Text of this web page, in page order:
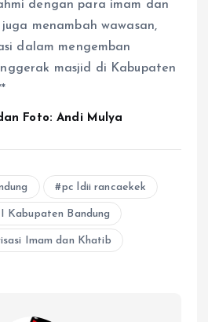
dengan para imam dan
menambah wawasan,
dalam mengemban
masjid di Kabupaten
Foto: Andi Mulya
pc ldii rancaekek
Kabupaten Bandung
Imam dan Khatib